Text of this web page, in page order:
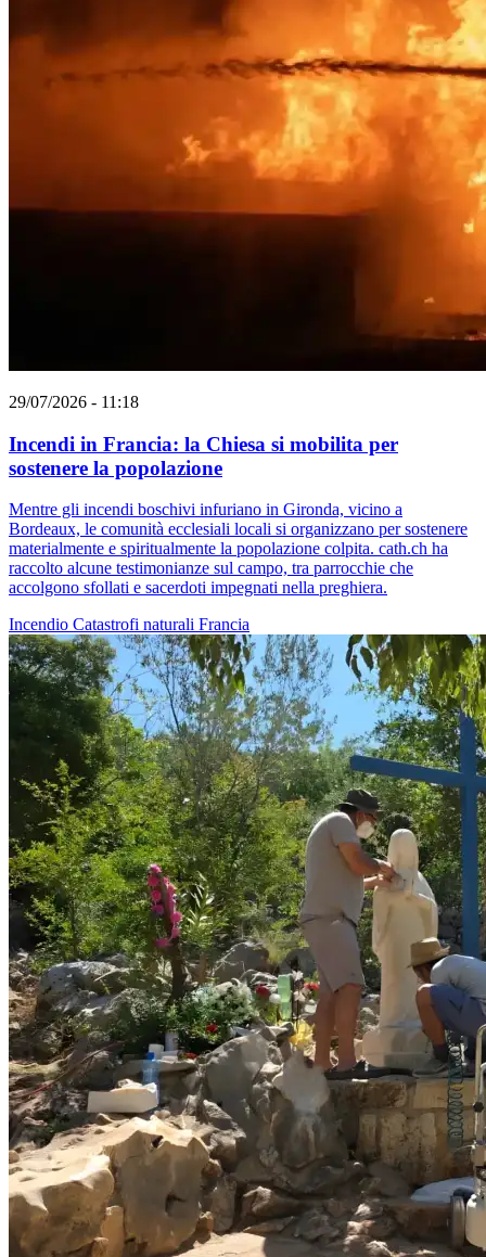
29/07/2026 - 11:18
Incendi in Francia: la Chiesa si mobilita per
sostenere la popolazione
Mentre gli incendi boschivi infuriano in Gironda, vicino a
Bordeaux, le comunità ecclesiali locali si organizzano per sostenere
materialmente e spiritualmente la popolazione colpita. cath.ch ha
raccolto alcune testimonianze sul campo, tra parrocchie che
accolgono sfollati e sacerdoti impegnati nella preghiera.
Incendio Catastrofi naturali Francia